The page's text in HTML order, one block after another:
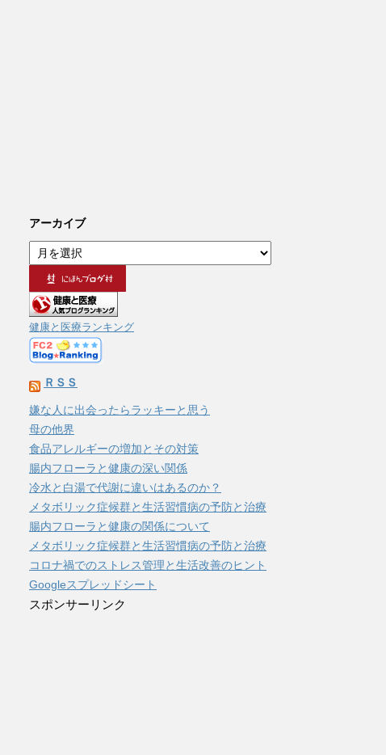
アーカイブ
ー
カ
イ
ブ
健康と医療ランキング
ＲＳＳ
嫌な人に出会ったらラッキーと思う
母の他界
食品アレルギーの増加とその対策
腸内フローラと健康の深い関係
冷水と白湯で代謝に違いはあるのか？
メタボリック症候群と生活習慣病の予防と治療
腸内フローラと健康の関係について
メタボリック症候群と生活習慣病の予防と治療
コロナ禍でのストレス管理と生活改善のヒント
Googleスプレッドシート
スポンサーリンク